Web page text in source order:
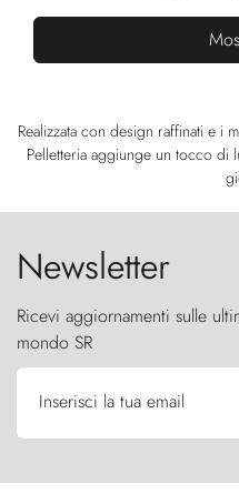
Realizzata con design raffinati e i
Pelletteria aggiunge un tocco di
Newsletter
Ricevi aggiornamenti sulle
mondo SR
Inserisci la tua email